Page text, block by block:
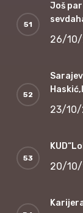
Još
26/
23/
20/